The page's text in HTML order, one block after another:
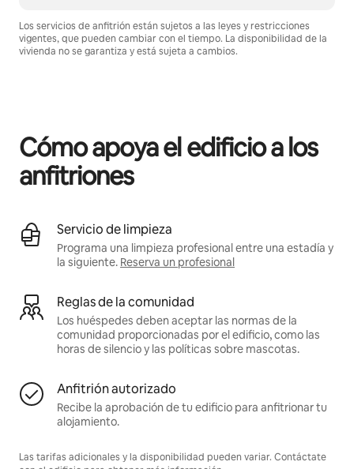
Los servicios de anfitrión están sujetos a las leyes y restricciones
vigentes, que pueden cambiar con el tiempo. La disponibilidad de la
vivienda no se garantiza y está sujeta a cambios.
Cómo apoya el edificio a los
anfitriones
Servicio de limpieza
Programa una limpieza profesional entre una estadía y
la siguiente. Reserva un profesional
Reglas de la comunidad
Los huéspedes deben aceptar las normas de la
comunidad proporcionadas por el edificio, como las
horas de silencio y las políticas sobre mascotas.
Anfitrión autorizado
Recibe la aprobación de tu edificio para anfitrionar tu
alojamiento.
Las tarifas adicionales y la disponibilidad pueden variar. Contáctate